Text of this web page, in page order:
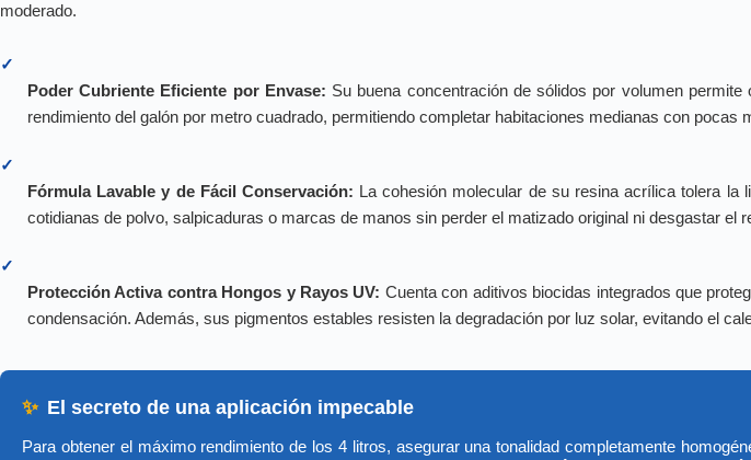
moderado.
✓
Poder Cubriente Eficiente por Envase: Su buena concentración de sólidos por volumen
rendimiento del galón por metro cuadrado, permitiendo completar habitaciones medianas con pocas
✓
Fórmula Lavable y de Fácil Conservación: La cohesión molecular de su resina acrílica tolera
cotidianas de polvo, salpicaduras o marcas de manos sin perder el matizado original ni desgastar el
✓
Protección Activa contra Hongos y Rayos UV: Cuenta con aditivos biocidas integrados que
condensación. Además, sus pigmentos estables resisten la degradación por luz solar, evitando el
✨ El secreto de una aplicación impecable
Para obtener el máximo rendimiento de los 4 litros, asegurar una tonalidad completamente